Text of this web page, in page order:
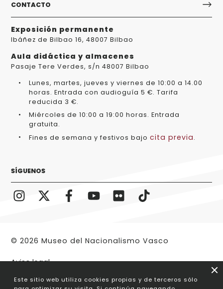
CONTACTO
Exposición permanente
Ibáñez de Bilbao 16, 48007 Bilbao
Aula didáctica y almacenes
Pasaje Tere Verdes, s/n 48007 Bilbao
Lunes, martes, jueves y viernes de 10:00 a 14.00
horas. Entrada con audioguía 5 €. Tarifa
reducida 3 €.
Miércoles de 10:00 a 19:00 horas. Entrada
gratuita.
Fines de semana y festivos bajo cita previa.
SÍGUENOS
© 2026 Museo del Nacionalismo Vasco
Aviso legal
Este sitio web utiliza cookies propias y de terceros sólo